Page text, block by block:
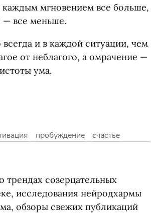
каждым мгновением все больше,
— все меньше.
и в каждой ситуации, чем
от неблагого, а омрачение —
ума.
пробуждение счастье
трендах созерцательных
исследования нейродхармы
обзоры свежих публикаций